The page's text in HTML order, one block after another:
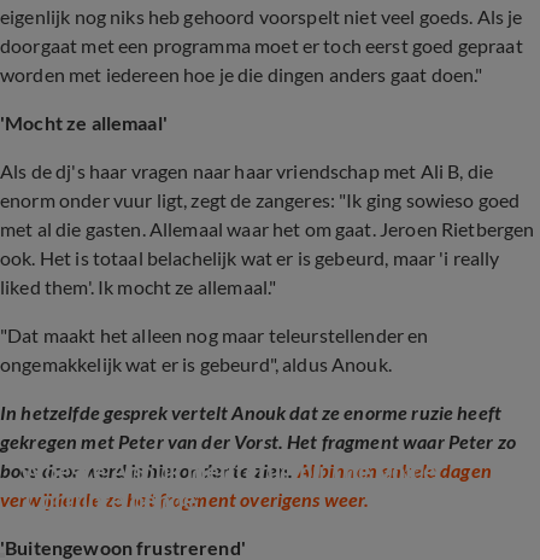
eigenlijk nog niks heb gehoord voorspelt niet veel goeds. Als je
doorgaat met een programma moet er toch eerst goed gepraat
worden met iedereen hoe je die dingen anders gaat doen."
'Mocht ze allemaal'
Als de dj's haar vragen naar haar vriendschap met Ali B, die
enorm onder vuur ligt, zegt de zangeres: "Ik ging sowieso goed
met al die gasten. Allemaal waar het om gaat. Jeroen Rietbergen
ook. Het is totaal belachelijk wat er is gebeurd, maar 'i really
liked them'. Ik mocht ze allemaal."
"Dat maakt het alleen nog maar teleurstellender en
ongemakkelijk wat er is gebeurd", aldus Anouk.
In hetzelfde gesprek vertelt Anouk dat ze enorme ruzie heeft
gekregen met Peter van der Vorst. Het fragment waar Peter zo
boos door werd is hieronder te zien. Al binnen enkele dagen
verwijderde ze het fragment overigens weer.
Woeste Anouk niet terug bij The Voice:
'Corrupte bende'
'Buitengewoon frustrerend'